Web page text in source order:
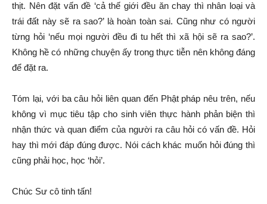
thịt. Nên đặt vấn đề ‘cả thế giới đều ăn chay thì nhân loại và
trái đất này sẽ ra sao?’ là hoàn toàn sai. Cũng như có người
từng hỏi ‘nếu mọi người đều đi tu hết thì xã hội sẽ ra sao?’.
Không hề có những chuyện ấy trong thực tiễn nên không đáng
để đặt ra.
Tóm lại, với ba câu hỏi liên quan đến Phật pháp nêu trên, nếu
không vì mục tiêu tập cho sinh viên thực hành phản biện thì
nhận thức và quan điểm của người ra câu hỏi có vấn đề. Hỏi
hay thì mới đáp đúng được. Nói cách khác muốn hỏi đúng thì
cũng phải học, học ‘hỏi’.
Chúc Sư cô tinh tấn!